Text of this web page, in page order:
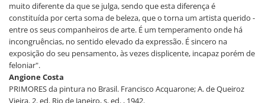
muito diferente da que se julga, sendo que esta diferença é
constituída por certa soma de beleza, que o torna um artista querido -
entre os seus companheiros de arte. É um temperamento onde há
incongruências, no sentido elevado da expressão. É sincero na
exposição do seu pensamento, às vezes displicente, incapaz porém de
feloniar".
Angione Costa
PRIMORES da pintura no Brasil. Francisco Acquarone; A. de Queiroz
Vieira. 2. ed. Rio de Janeiro, s. ed. , 1942.